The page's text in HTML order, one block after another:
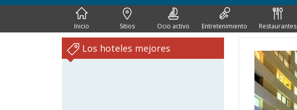
Inicio Sitios Ocio activo Entretenimiento Restaurantes
Los hoteles mejores